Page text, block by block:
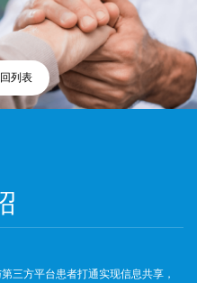
列表
三方平台患者打通实现信息共享，